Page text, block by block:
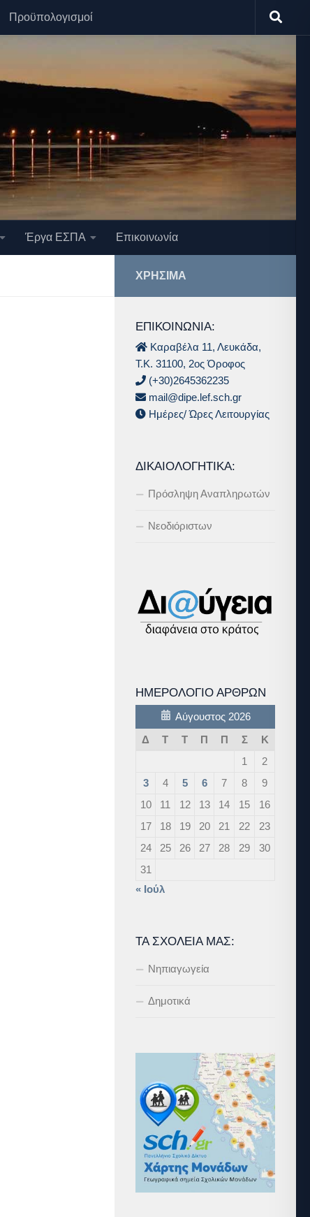
Προϋπολογισμοί
Έργα ΕΣΠΑ Επικοινωνία
ΧΡΉΣΙΜΑ
ΕΠΙΚΟΙΝΩΝΙΑ:
Καραβέλα 11, Λευκάδα,
Τ.Κ. 31100, 2ος Όροφος
(+30)2645362235
mail@dipe.lef.sch.gr
Ημέρες/ Ώρες Λειτουργίας
ΔΙΚΑΙΟΛΟΓΗΤΙΚΆ:
Πρόσληψη Αναπληρωτών
Νεοδιόριστων
ΗΜΕΡΟΛΌΓΙΟ ΆΡΘΡΩΝ
Αύγουστος 2026
Δ
Τ Τ Π Π Σ
Κ
1
2
3
4 5 6 7 8
9
10
11 12 13 14 15
16
17
18 19 20 21 22
23
24
25 26 27 28 29
30
31
« Ιούλ
ΤΑ ΣΧΟΛΕΊΑ ΜΑΣ:
Νηπιαγωγεία
Δημοτικά